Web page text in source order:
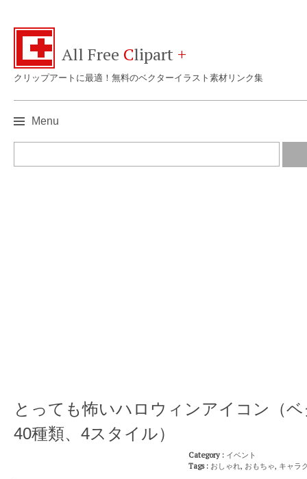
All Free Clipart +
クリップアートに最適！無料のベクターイラスト素材リンク集
Menu
とっても怖いハロウィンアイコン（
40種類、4スタイル）
Category : イベント
Tags : おしゃれ, おもちゃ, キャラ